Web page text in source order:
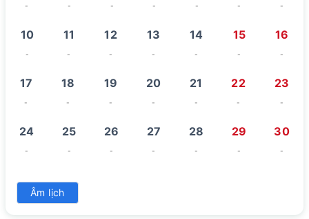
- - - - - - -
10
-
11
-
12
-
13
-
14
-
15
-
16
-
17
-
18
-
19
-
20
-
21
-
22
-
23
-
24
-
25
-
26
-
27
-
28
-
29
-
30
-
31
Âm lịch